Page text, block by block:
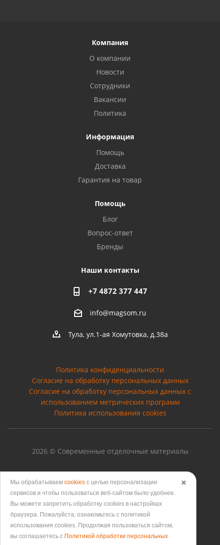
Компания
О компании
Новости
Сотрудники
Вакансии
Политика
Информация
Помощь
Доставка
Гарантия на товар
Помощь
Блог
Вопрос-ответ
Бренды
Наши контакты
+7 4872 377 447
info@magsom.ru
Тула, ул.1-ая Хомутовка, д.38а
Политика конфиденциальности
Согласие на обработку персональных данных
Cогласие на обработку персональных данных с
использованием метрических программ
Политика использования cookies
2026 © Современные отделочные материалы
Версия для печати
✖️
Мы обрабатываем cookies с целью персонализации
сервисов и чтобы пользоваться веб-сайтом было удобнее.
Вы можете запретить обработку сookies в настройках
браузера. Пожалуйста, ознакомьтесь с политикой
использования cookies. Продолжая пользоваться сайтом,
вы соглашаетесь с Политикой обработки персональных